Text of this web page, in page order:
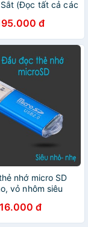
Sắt (Đọc tất cả các
đ
nhớ micro SD
vỏ nhôm siêu
16.000 đ